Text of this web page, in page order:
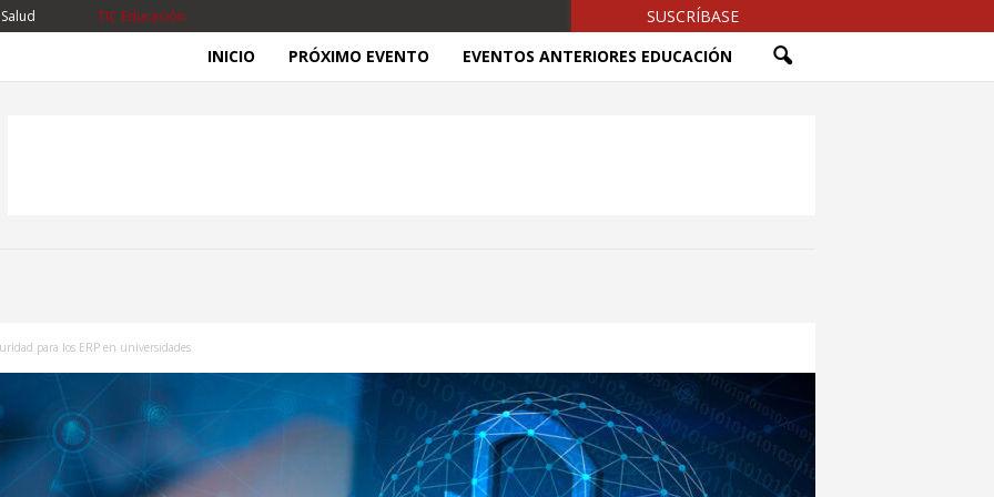
TIC Educación
SUSCRÍBASE
INICIO
PRÓXIMO EVENTO EVENTOS ANTERIORES EDUCACIÓN
para los ERP en universidades